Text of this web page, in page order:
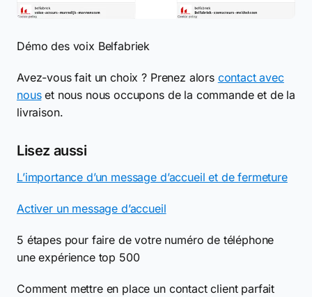
Démo des voix Belfabriek
Avez-vous fait un choix ? Prenez alors contact avec
nouset nous nous occupons de la commande et de la
livraison.
Lisez aussi
L’importance d’un message d’accueil et de fermeture
Activer un message d’accueil
5 étapes pour faire de votre numéro de téléphone
une expérience top 500
Comment mettre en place un contact client parfait